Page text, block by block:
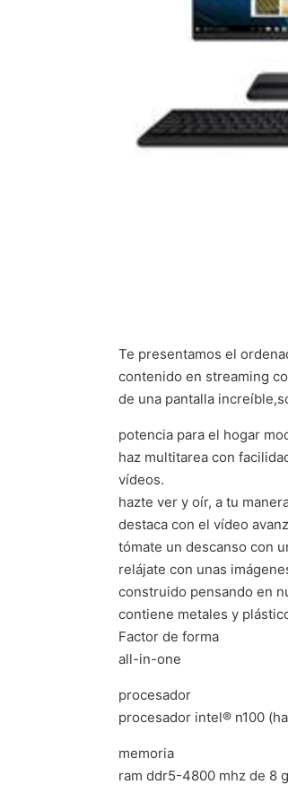
Te presentamos el
contenido en streaming
de una pantalla
potencia para el hogar
haz multitarea con
vídeos.
hazte ver y oír, a tu
destaca con el vídeo
tómate un descanso con
relájate con unas
construido pensando en
contiene metales y
Factor de forma
all-in-one
procesador
procesador intel® n100
memoria
ram ddr5-4800 mhz de 8